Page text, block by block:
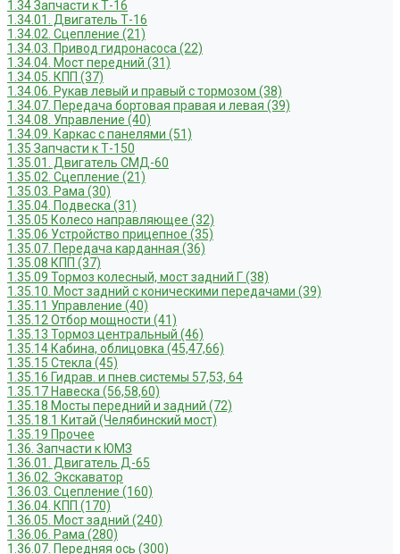
1.34 Запчасти к Т-16
1.34.01. Двигатель Т-16
1.34.02. Сцепление (21)
1.34.03. Привод гидронасоса (22)
1.34.04. Мост передний (31)
1.34.05. КПП (37)
1.34.06. Рукав левый и правый с тормозом (38)
1.34.07. Передача бортовая правая и левая (39)
1.34.08. Управление (40)
1.34.09. Каркас с панелями (51)
1.35 Запчасти к Т-150
1.35.01. Двигатель СМД-60
1.35.02. Сцепление (21)
1.35.03. Рама (30)
1.35.04. Подвеска (31)
1.35.05 Колесо направляющее (32)
1.35.06 Устройство прицепное (35)
1.35.07. Передача карданная (36)
1.35.08 КПП (37)
1.35.09 Тормоз колесный, мост задний Г (38)
1.35.10. Мост задний с коническими передачами (39)
1.35.11 Управление (40)
1.35.12 Отбор мощности (41)
1.35.13 Тормоз центральный (46)
1.35.14 Кабина, облицовка (45,47,66)
1.35.15 Стекла (45)
1.35.16 Гидрав. и пнев.системы 57,53, 64
1.35.17 Навеска (56,58,60)
1.35.18 Мосты передний и задний (72)
1.35.18.1 Китай (Челябинский мост)
1.35.19 Прочее
1.36. Запчасти к ЮМЗ
1.36.01. Двигатель Д-65
1.36.02. Экскаватор
1.36.03. Сцепление (160)
1.36.04. КПП (170)
1.36.05. Мост задний (240)
1.36.06. Рама (280)
1.36.07. Передняя ось (300)